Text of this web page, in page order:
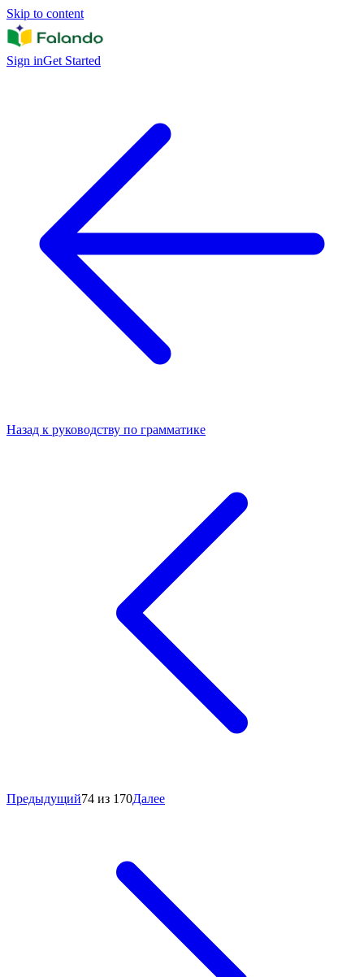
Skip to content
Sign inGet Started
Назад к руководству по грамматике
Предыдущий74 из 170Далее